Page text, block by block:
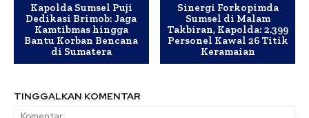
Kapolda Sumsel Puji
Dedikasi Brimob: Jaga
Kamtibmas hingga
Bantu Korban Bencana
di Sumatera
Sinergi Forkopimda
Sumsel di Malam
Takbiran, Kapolda: 2.399
Personel Kawal 26 Titik
Keramaian
TINGGALKAN KOMENTAR